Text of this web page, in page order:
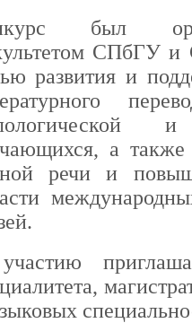
был
СПбГУ и
развития и
а
речи и